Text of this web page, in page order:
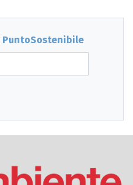
PuntoSostenibile